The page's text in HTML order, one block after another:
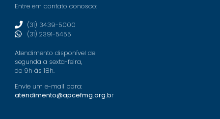
Entre em contato conosco:
(31) 3439-5000
(31) 2391-5455
Atendimento disponível de
segunda a sexta-feira,
de 9h às 18h.
Envie um e-mail para:
atendimento@apcefmg.org.br